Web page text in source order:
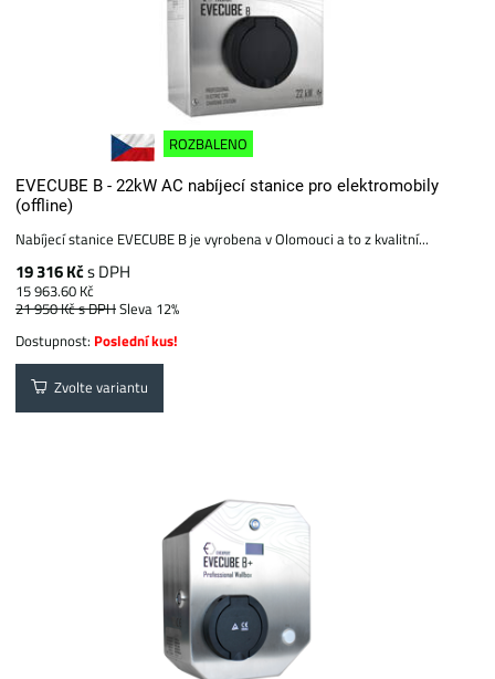
ROZBALENO
EVECUBE B - 22kW AC nabíjecí stanice pro elektromobily
(offline)
Nabíjecí stanice EVECUBE B je vyrobena v Olomouci a to z kvalitní...
19 316 Kčs DPH
15 963.60 Kč
21 950 Kčs DPHSleva 12%
Dostupnost: Poslední kus!
Zvolte variantu